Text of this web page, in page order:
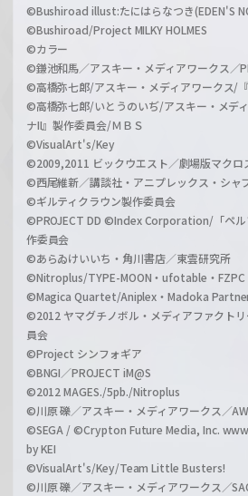
©Bushiroad illust:たにはらなつき(EDEN'S
©Bushiroad/Project MILKY HOLMES
©カラー
©鎌池和馬／アスキー・メディアワークス／
©高橋弥七郎/アスキー・メディアワークス/
©高橋弥七郎/いとうのいぢ/アスキー・メデ
ナII』製作委員会/ＭＢＳ
©VisualArt's/Key
©2009,2011 ビックウエスト／劇場版マクロ
©西尾維新／講談社・アニプレックス・シャ
©ギルティクラウン製作委員会
©PROJECT DD ©Index Corporation/「ペル
作委員会
©あらゐけいいち・角川書店／東雲研究所
©Nitroplus/TYPE-MOON・ufotable・FZPC
©Magica Quartet/Aniplex・Madoka
©2012 ヤマグチノボル・メディアファクト
員会
©Project シンフォギア
©BNGI／PROJECT iM@S
©2012 MAGES./5pb./Nitroplus
©川原 礫／アスキー・メディアワークス／
©SEGA / ©Crypton Future Media, Inc.
by KEI
©VisualArt's/Key/Team Little Busters!
©川原 礫／アスキー・メディアワークス／